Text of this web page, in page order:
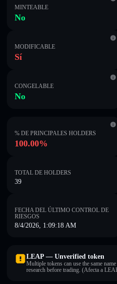
MINTEABLE
No
MODIFICABLE
Sí
CONGELABLE
No
% DE PRINCIPALES HOLDERS
100.00%
TOTAL DE HOLDERS
39
FECHA DEL ÚLTIMO CONTROL DE
RIESGOS
8/4/2026, 1:09:18 AM
LEAP — Unverified token
Multiple tokens can use the same
research before trading. (Afecta a